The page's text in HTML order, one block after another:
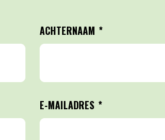
ACHTERNAAM *
E-MAILADRES *